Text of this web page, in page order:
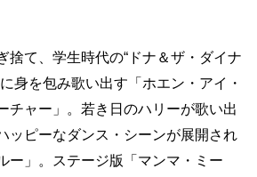
捨て、学生時代の“ドナ＆ザ・ダイナ
身を包み歌い出す「ホエン・アイ・
チャー」。若き日のハリーが歌い出
ッピーなダンス・シーンが展開され
ー」。ステージ版「マンマ・ミー